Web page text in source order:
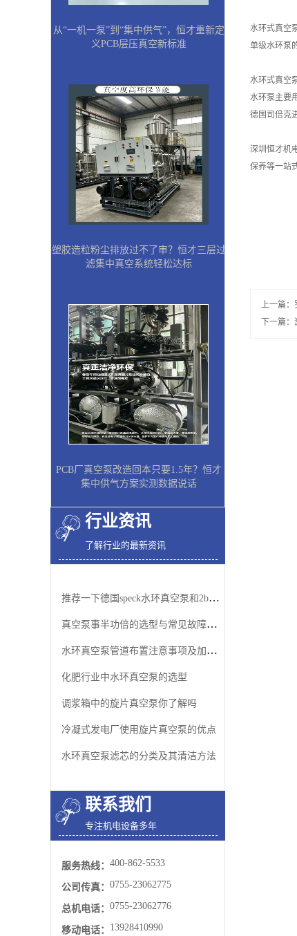
从“一机一泵”到“集中供气”，恒才重新定
义PCB层压真空新标准
塑胶造粒粉尘排放过不了审？恒才三层过
滤集中真空系统轻松达标
PCB厂真空泵改造回本只要1.5年？恒才
集中供气方案实测数据说话
行业资讯
了解行业的最新资讯
推荐一下德国speck水环真空泵和2bv水环真空泵
真空泵事半功倍的选型与常见故障排除方法
水环真空泵管道布置注意事项及加适量水的原因
化肥行业中水环真空泵的选型
调浆箱中的旋片真空泵你了解吗
冷凝式发电厂使用旋片真空泵的优点
水环真空泵​滤芯的分类及其清洁方法
联系我们
专注机电设备多年
服务热线： 400-862-5533
公司传真： 0755-23062775
总机电话： 0755-23062776
移动电话： 13928410990
水环式真空
单级水环泵
水环式真空
水环泵主要
德国司倍克
深圳恒才机
保养等一站
上一篇：
下一篇：